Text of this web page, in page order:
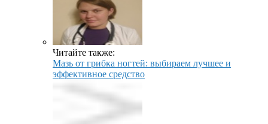
Читайте также:
Мазь от грибка ногтей: выбираем лучшее и
эффективное средство